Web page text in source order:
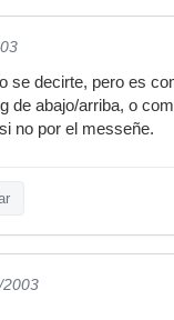
se decirte, pero es
de abajo/arriba, o
no por el messeñe.
2003